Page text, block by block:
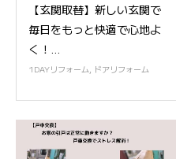
【玄関取替】新しい玄関で
毎日をもっと快適で心地よ
く！...
1DAYリフォーム ドアリフォーム